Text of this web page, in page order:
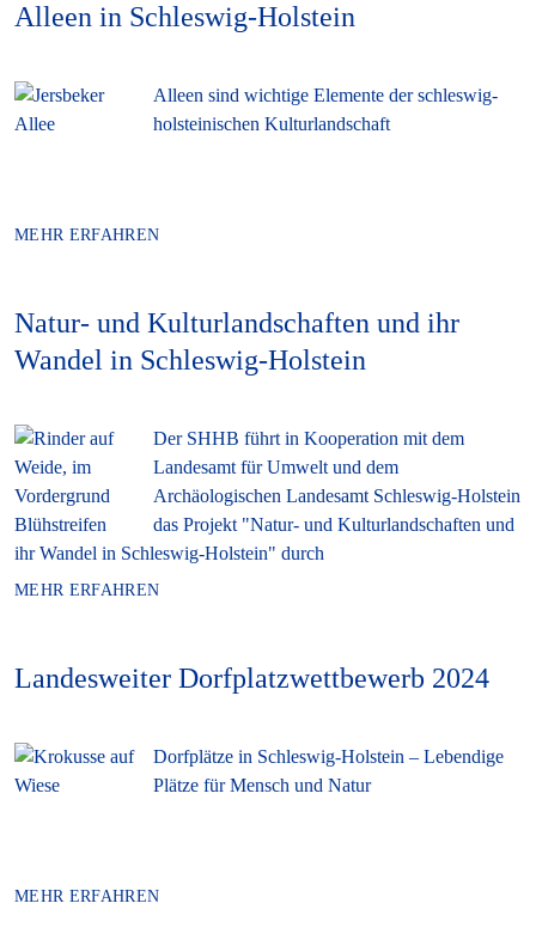
Alleen in Schleswig-Holstein
Alleen sind wichtige Elemente der schleswig-
holsteinischen Kulturlandschaft
MEHR ERFAHREN
Natur- und Kulturlandschaften und ihr
Wandel in Schleswig-Holstein
Der SHHB führt in Kooperation mit dem
Landesamt für Umwelt und dem
Archäologischen Landesamt Schleswig-Holstein
das Projekt "Natur- und Kulturlandschaften und
ihr Wandel in Schleswig-Holstein" durch
MEHR ERFAHREN
Landesweiter Dorfplatzwettbewerb 2024
Dorfplätze in Schleswig-Holstein – Lebendige
Plätze für Mensch und Natur
MEHR ERFAHREN